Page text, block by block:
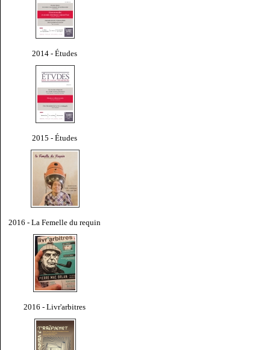
2014 - Études
2015 - Études
2016 - La Femelle du requin
2016 - Livr'arbitres